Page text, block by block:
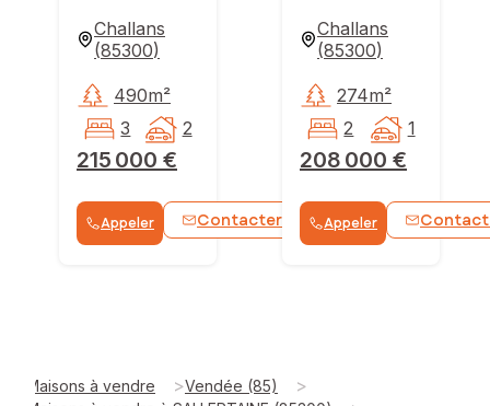
Challans
(85300)
215 000 €
490m²
3
2
Appeler Contacter WhatsApp
Challans
(85300)
208 000 €
274m²
2
1
Appeler
Maisons à vendre >Vendée (85) >